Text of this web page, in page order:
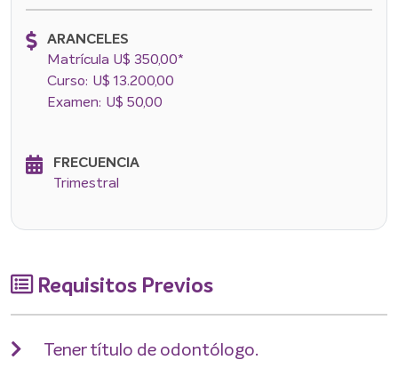
ARANCELES
Matrícula U$ 350,00*
Curso: U$ 13.200,00
Examen: U$ 50,00
FRECUENCIA
Trimestral
Requisitos Previos
Tener título de odontólogo.